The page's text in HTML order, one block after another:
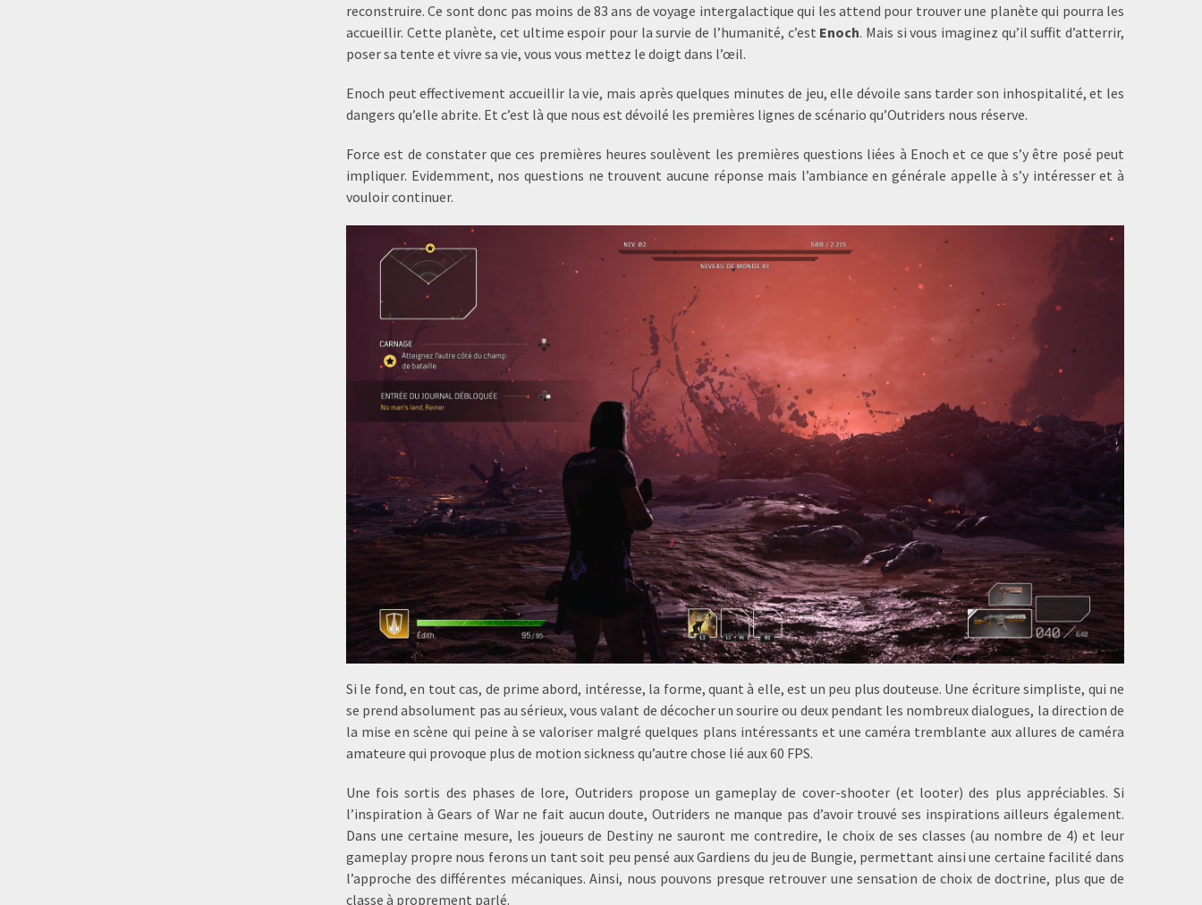
reconstruire. Ce sont donc pas moins de 83 ans de voyage intergalactique qui les attend pour trouver une planète qui pourra les
accueillir. Cette planète, cet ultime espoir pour la survie de l’humanité, c’est Enoch. Mais si vous imaginez qu’il suffit d’atterrir,
poser sa tente et vivre sa vie, vous vous mettez le doigt dans l’œil.
Enoch peut effectivement accueillir la vie, mais après quelques minutes de jeu, elle dévoile sans tarder son inhospitalité, et les
dangers qu’elle abrite. Et c’est là que nous est dévoilé les premières lignes de scénario qu’Outriders nous réserve.
Force est de constater que ces premières heures soulèvent les premières questions liées à Enoch et ce que s’y être posé peut
impliquer. Evidemment, nos questions ne trouvent aucune réponse mais l’ambiance en générale appelle à s’y intéresser et à
vouloir continuer.
Si le fond, en tout cas, de prime abord, intéresse, la forme, quant à elle, est un peu plus douteuse. Une écriture simpliste, qui ne
se prend absolument pas au sérieux, vous valant de décocher un sourire ou deux pendant les nombreux dialogues, la direction de
la mise en scène qui peine à se valoriser malgré quelques plans intéressants et une caméra tremblante aux allures de caméra
amateure qui provoque plus de motion sickness qu’autre chose lié aux 60 FPS.
Une fois sortis des phases de lore, Outriders propose un gameplay de cover-shooter (et looter) des plus appréciables. Si
l’inspiration à Gears of War ne fait aucun doute, Outriders ne manque pas d’avoir trouvé ses inspirations ailleurs également.
Dans une certaine mesure, les joueurs de Destiny ne sauront me contredire, le choix de ses classes (au nombre de 4) et leur
gameplay propre nous ferons un tant soit peu pensé aux Gardiens du jeu de Bungie, permettant ainsi une certaine facilité dans
l’approche des différentes mécaniques. Ainsi, nous pouvons presque retrouver une sensation de choix de doctrine, plus que de
classe à proprement parlé.